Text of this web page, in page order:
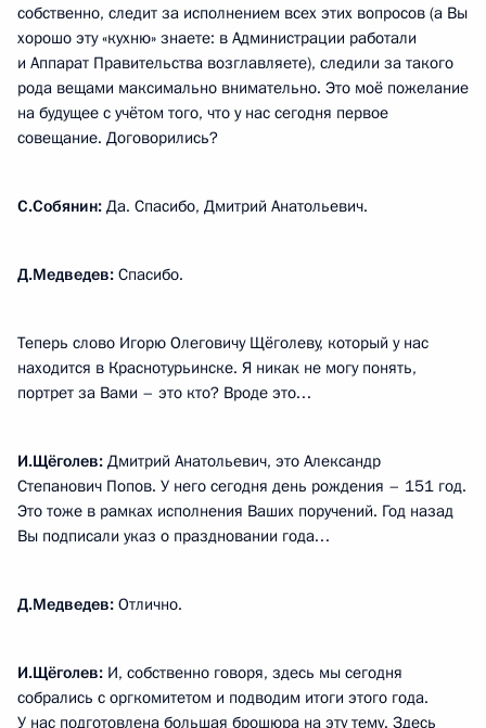
собственно, следит за исполнением всех этих вопросов (а Вы
хорошо эту «кухню» знаете: в Администрации работали
и Аппарат Правительства возглавляете), следили за такого
рода вещами максимально внимательно. Это моё пожелание
на будущее с учётом того, что у нас сегодня первое
совещание. Договорились?
С.Собянин: Да. Спасибо, Дмитрий Анатольевич.
Д.Медведев: Спасибо.
Теперь слово Игорю Олеговичу Щёголеву, который у нас
находится в Краснотурьинске. Я никак не могу понять,
портрет за Вами – это кто? Вроде это…
И.Щёголев: Дмитрий Анатольевич, это Александр
Степанович Попов. У него сегодня день рождения – 151 год.
Это тоже в рамках исполнения Ваших поручений. Год назад
Вы подписали указ о праздновании года…
Д.Медведев: Отлично.
И.Щёголев: И, собственно говоря, здесь мы сегодня
собрались с оргкомитетом и подводим итоги этого года.
У нас подготовлена большая брошюра на эту тему. Здесь